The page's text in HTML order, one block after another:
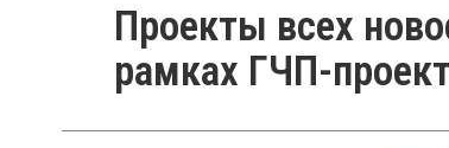
Проекты всех
рамках ГЧП-